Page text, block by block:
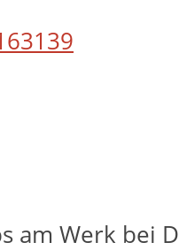
am Werk bei